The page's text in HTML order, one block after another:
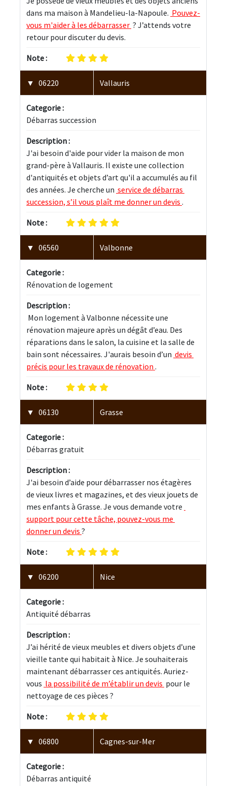
dans ma maison à Mandelieu-la-Napoule. Pouvez-
vous m'aider à les débarrasser ? J’attends votre
retour pour discuter du devis.
Note :
06220 Vallauris
Categorie :
Débarras succession
Description :
J'ai besoin d'aide pour vider la maison de mon
grand-père à Vallauris. Il existe une collection
d'antiquités et objets d’art qu'il a accumulés au fil
des années. Je cherche un service de débarras
succession, s’il vous plaît me donner un devis .
Note :
06560 Valbonne
Categorie :
Rénovation de logement
Description :
rénovation majeure après un dégât d’eau. Des
réparations dans le salon, la cuisine et la salle de
bain sont nécessaires. J'aurais besoin d’un devis
précis pour les travaux de rénovation .
Note :
06130 Grasse
Categorie :
Débarras gratuit
Description :
J'ai besoin d’aide pour débarrasser nos étagères
de vieux livres et magazines, et des vieux jouets de
mes enfants à Grasse. Je vous demande votre
support pour cette tâche, pouvez-vous me
donner un devis ?
Note :
06200 Nice
Categorie :
Antiquité débarras
Description :
J’ai hérité de vieux meubles et divers objets d’une
vieille tante qui habitait à Nice. Je souhaiterais
maintenant débarrasser ces antiquités. Auriez-
vous la possibilité de m’établir un devis pour le
nettoyage de ces pièces ?
Note :
06800 Cagnes-sur-Mer
Categorie :
Débarras antiquité